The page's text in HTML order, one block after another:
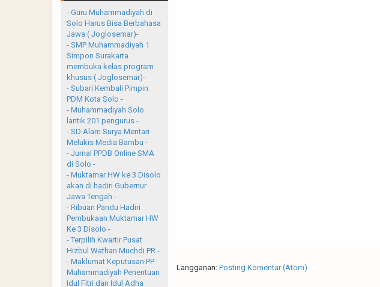
Langganan: Posting Komentar (Atom)
- Guru Muhammadiyah di
Solo Harus Bisa Berbahasa
Jawa ( Joglosemar)-
- SMP Muhammadiyah 1
Simpon Surakarta
membuka kelas program
khusus ( Joglosemar)-
- Subari Kembali Pimpin
PDM Kota Solo -
- Muhammadiyah Solo
lantik 201 pengurus -
- SD Alam Surya Mentari
Melukis Media Bambu -
- Jurnal PPDB Online SMA
di Solo -
- Muktamar HW ke 3 Disolo
akan di hadiri Gubernur
Jawa Tengah -
- Ribuan Pandu Hadiri
Pembukaan Muktamar HW
Ke 3 Disolo -
- Terpilih Kwartir Pusat
Hizbul Wathan Muchdi PR -
- Maklumat Keputusan PP
Muhammadiyah Penentuan
Idul Fitri dan Idul Adha